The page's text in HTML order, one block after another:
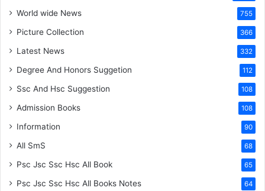
World wide News 755
Picture Collection 366
Latest News 332
Degree And Honors Suggetion 112
Ssc And Hsc Suggestion 108
Admission Books 108
Information 90
All SmS 68
Psc Jsc Ssc Hsc All Book 65
Psc Jsc Ssc Hsc All Books Notes 64